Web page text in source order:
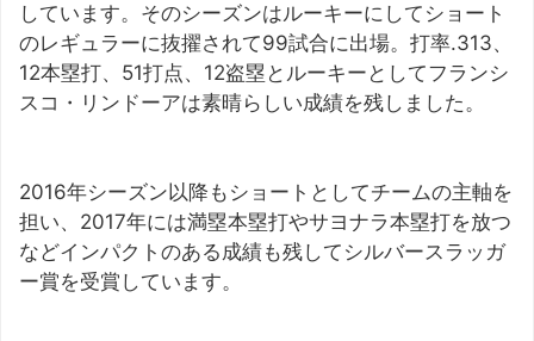
しています。そのシーズンはルーキーにしてショート
のレギュラーに抜擢されて99試合に出場。打率.313、
12本塁打、51打点、12盗塁とルーキーとしてフランシ
スコ・リンドーアは素晴らしい成績を残しました。
2016年シーズン以降もショートとしてチームの主軸を
担い、2017年には満塁本塁打やサヨナラ本塁打を放つ
などインパクトのある成績も残してシルバースラッガ
ー賞を受賞しています。